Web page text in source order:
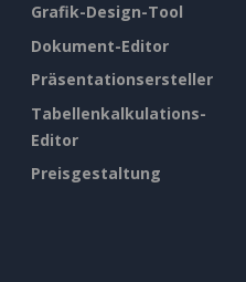
Grafik-Design-Tool
Dokument-Editor
Präsentationsersteller
Tabellenkalkulations-
Editor
Preisgestaltung